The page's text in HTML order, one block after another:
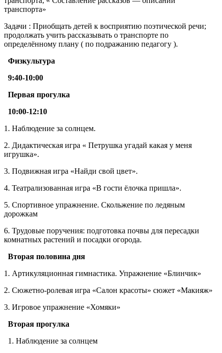
транспорта»
Задачи : Приобщать детей к восприятию поэтической речи;
продолжать учить рассказывать о транспорте по
определённому плану ( по подражанию педагогу ).
Физкультура
9:40-10:00
Первая прогулка
10:00-12:10
1. Наблюдение за солнцем.
2. Дидактическая игра « Петрушка угадай какая у меня
игрушка».
3. Подвижная игра «Найди свой цвет».
4. Театрализованная игра «В гости ёлочка пришла».
5. Спортивное упражнение. Скольжение по ледяным
дорожкам
6. Трудовые поручения: подготовка почвы для пересадки
комнатных растений и посадки огорода.
Вторая половина дня
1. Артикуляционная гимнастика. Упражнение «Блинчик»
2. Сюжетно-ролевая игра «Салон красоты» сюжет «Макияж»
3. Игровое упражнение «Хомяки»
Вторая прогулка
1. Наблюдение за солнцем